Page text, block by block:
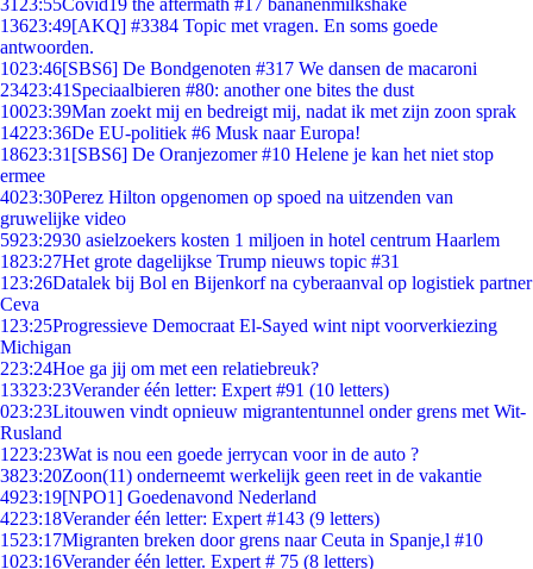
31 23:55Covid19 the aftermath #17 bananenmilkshake
13623:49[AKQ] #3384 Topic met vragen. En soms goede
antwoorden.
1023:46[SBS6] De Bondgenoten #317 We dansen de macaroni
23423:41 Speciaalbieren #80: another one bites the dust
10023:39Man zoekt mij en bedreigt mij, nadat ik met zijn zoon sprak
14223:36De EU-politiek #6 Musk naar Europa!
18623:31 [SBS6] De Oranjezomer #10 Helene je kan het niet stop
ermee
4023:30Perez Hilton opgenomen op spoed na uitzenden van
gruwelijke video
5923:2930 asielzoekers kosten 1 miljoen in hotel centrum Haarlem
1823:27Het grote dagelijkse Trump nieuws topic #31
1 23:26Datalek bij Bol en Bijenkorf na cyberaanval op logistiek partner
Ceva
1 23:25Progressieve Democraat El-Sayed wint nipt voorverkiezing
Michigan
223:24Hoe ga jij om met een relatiebreuk?
13323:23Verander één letter: Expert #91 (10 letters)
023:23Litouwen vindt opnieuw migrantentunnel onder grens met Wit-
Rusland
1223:23Wat is nou een goede jerrycan voor in de auto ?
3823:20Zoon(11) onderneemt werkelijk geen reet in de vakantie
4923:19[NPO1] Goedenavond Nederland
4223:18Verander één letter: Expert #143 (9 letters)
1523:17Migranten breken door grens naar Ceuta in Spanje,l #10
1023:16Verander één letter. Expert # 75 (8 letters)